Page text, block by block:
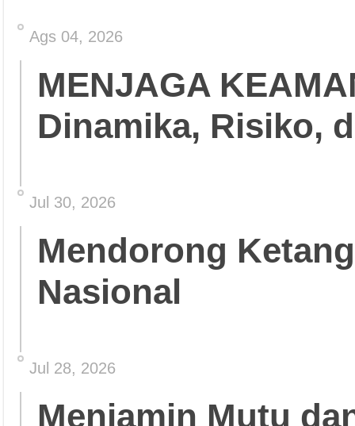
Ags 04, 2026
MENJAGA
Dinamika, Risiko,
Jul 30, 2026
Mendorong
Nasional
Jul 28, 2026
Menjamin Mutu